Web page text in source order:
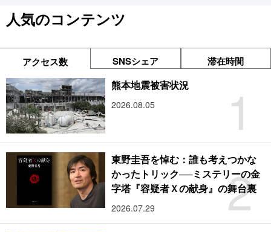
人気のコンテンツ
アクセス数 SNSシェア 滞在時間
1
熊本地震被害状況
2026.08.05
2
東野圭吾を悼む：誰も考えつかな
かったトリック──ミステリーの金
字塔『容疑者Ｘの献身』の舞台裏
2026.07.29